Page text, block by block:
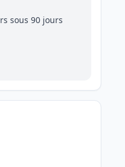
sous 90 jours